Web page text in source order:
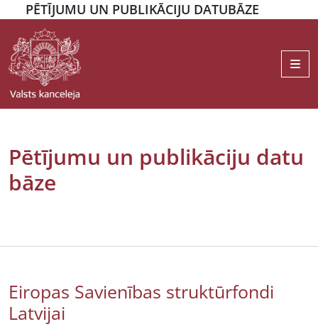
PĒTĪJUMU UN PUBLIKĀCIJU DATUBĀZE
Pētījumu un publikāciju datu
bāze
Eiropas Savienības struktūrfondi
Latvijai